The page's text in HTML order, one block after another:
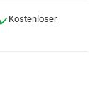
Kostenloser